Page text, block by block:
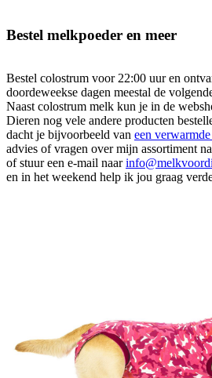
Bestel melkpoeder en meer
Bestel colostrum voor 22:00 uur en
doordeweekse dagen meestal de
Naast colostrum melk kun je in de
Dieren nog vele andere producten
dacht je bijvoorbeeld van een
advies of vragen over mijn assortiment
of stuur een e-mail naar
en in het weekend help ik jou graag